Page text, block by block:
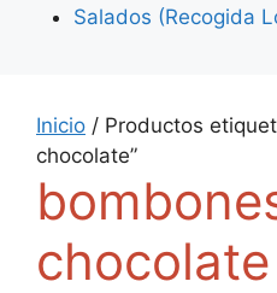
Salados (Recogida
Inicio / Productos
chocolate”
chocolate